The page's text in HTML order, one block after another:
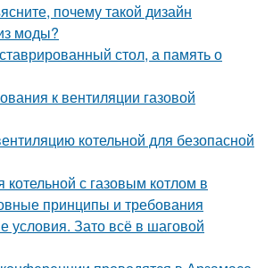
почему такой дизайн
моды?
стол, а память о
к вентиляции газовой
котельной для безопасной
котельной с газовым котлом в
принципы и требования
условия. Зато всё в шаговой